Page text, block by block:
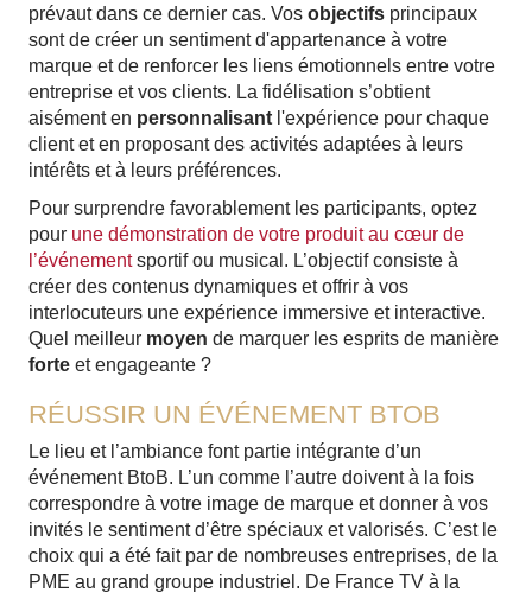
prévaut dans ce dernier cas. Vos objectifs principaux
sont de créer un sentiment d'appartenance à votre
marque et de renforcer les liens émotionnels entre votre
entreprise et vos clients. La fidélisation s’obtient
aisément en personnalisant l'expérience pour chaque
client et en proposant des activités adaptées à leurs
intérêts et à leurs préférences.
Pour surprendre favorablement les participants, optez
pour une démonstration de votre produit au cœur de
l’événementsportif ou musical. L’objectif consiste à
créer des contenus dynamiques et offrir à vos
interlocuteurs une expérience immersive et interactive.
Quel meilleur moyen de marquer les esprits de manière
forte et engageante ?
RÉUSSIR UN ÉVÉNEMENT BTOB
Le lieu et l’ambiance font partie intégrante d’un
événement BtoB. L’un comme l’autre doivent à la fois
correspondre à votre image de marque et donner à vos
invités le sentiment d’être spéciaux et valorisés. C’est le
choix qui a été fait par de nombreuses entreprises, de la
PME au grand groupe industriel. De France TV à la